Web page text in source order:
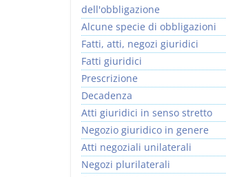
dell'obbligazione
Alcune specie di obbligazioni
Fatti, atti, negozi giuridici
Fatti giuridici
Prescrizione
Decadenza
Atti giuridici in senso stretto
Negozio giuridico in genere
Atti negoziali unilaterali
Negozi plurilaterali